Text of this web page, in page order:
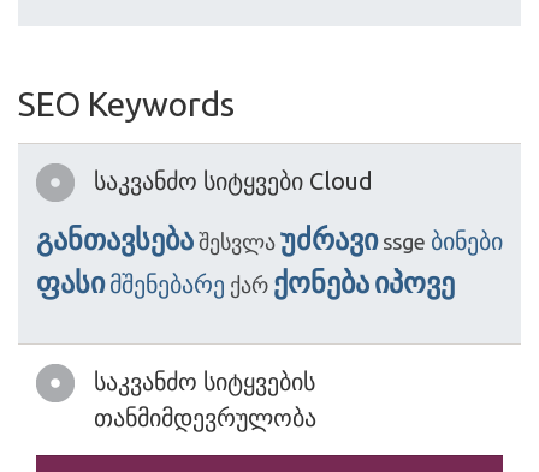
SEO Keywords
საკვანძო სიტყვები Cloud
განთავსება შესვლა უძრავი ssge ბინები
ფასი მშენებარე ქარ ქონებაიპოვე
საკვანძო სიტყვების
თანმიმდევრულობა